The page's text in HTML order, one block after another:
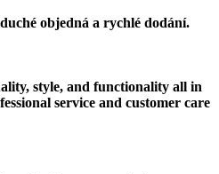
objedná a rychlé dodání.
style, and functionality all in
service and customer care